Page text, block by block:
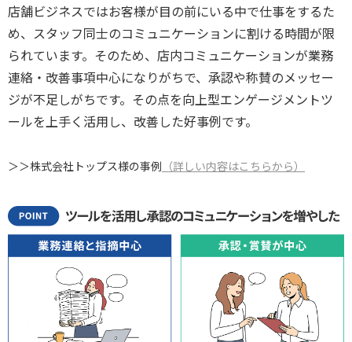
店舗ビジネスではお客様が目の前にいる中で仕事をするた
め、スタッフ同士のコミュニケーションに割ける時間が限
られています。そのため、店内コミュニケーションが業務
連絡・改善事項中心になりがちで、承認や称賛のメッセー
ジが不足しがちです。その点を向上型エンゲージメントツ
ールを上手く活用し、改善した好事例です。
＞＞株式会社トップス様の事例 （詳しい内容はこちらから）